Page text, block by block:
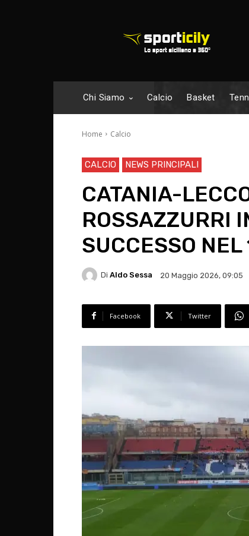
Chi Siamo Calcio Basket
Home Calcio
CALCIO NEWS PRINCIPALI
CATANIA-
ROSSAZZURRI
SUCCESSO
Di Aldo Sessa 20 Maggio 2026, 09:05
Facebook Twitter